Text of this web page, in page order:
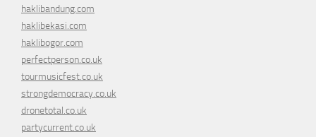
haklibandung.com
haklibekasi.com
haklibogor.com
perfectperson.co.uk
tourmusicfest.co.uk
strongdemocracy.co.uk
dronetotal.co.uk
partycurrent.co.uk